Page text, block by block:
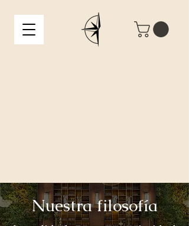
Nuestra filosofía